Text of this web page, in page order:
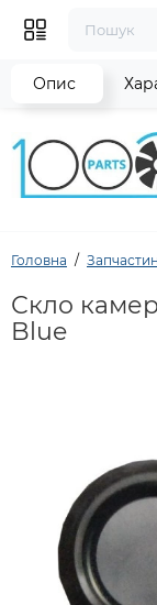
Головна
Скло
Blue
Опис